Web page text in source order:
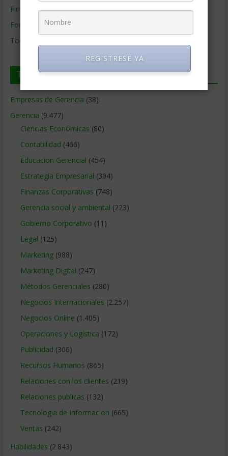
Firmas de Gerencia
Formación de Gerencia
Todos los Temas
Temas de Gerencia
Empresas de Gerencia (38)
Gerencia (9.477)
Ciencias Económicas (80)
Contabilidad (466)
Educacion Gerencial (454)
Estrategia Empresarial (304)
Finanzas Corporativas (748)
Gerencia social y ambiental (223)
Gobierno Corporativo (11)
Legal (125)
Marketing(988)
Marketing Digital (247)
Métodos Gerenciales (280)
Negocios Internacionales (2.257)
Negocios Online (1.405)
Operaciones y Logística (172)
Publicidad (306)
Recursos Humanos (865)
Relaciones con los clientes (219)
Relaciones publicas (132)
Tecnologia de Informacion (665)
Ventas (242)
Habilidades (2.843)
REGISTRESE YA